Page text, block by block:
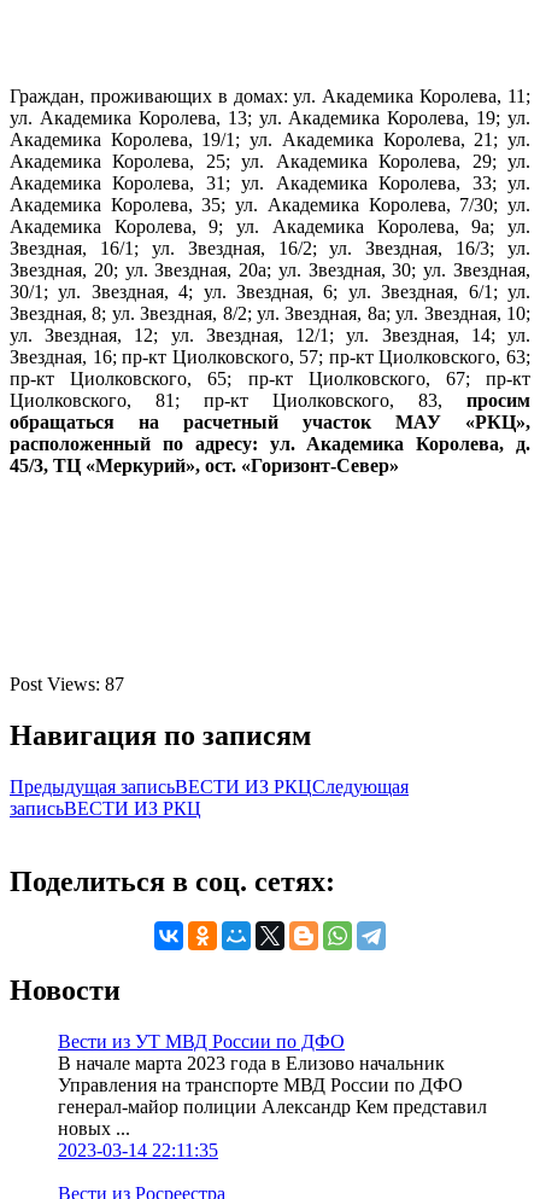
Граждан, проживающих в домах: ул. Академика Королева, 11;
ул. Академика Королева, 13; ул. Академика Королева, 19; ул.
Академика Королева, 19/1; ул. Академика Королева, 21; ул.
Академика Королева, 25; ул. Академика Королева, 29; ул.
Академика Королева, 31; ул. Академика Королева, 33; ул.
Академика Королева, 35; ул. Академика Королева, 7/30; ул.
Академика Королева, 9; ул. Академика Королева, 9а; ул.
Звездная, 16/1; ул. Звездная, 16/2; ул. Звездная, 16/3; ул.
Звездная, 20; ул. Звездная, 20а; ул. Звездная, 30; ул. Звездная,
30/1; ул. Звездная, 4; ул. Звездная, 6; ул. Звездная, 6/1; ул.
Звездная, 8; ул. Звездная, 8/2; ул. Звездная, 8а; ул. Звездная, 10;
ул. Звездная, 12; ул. Звездная, 12/1; ул. Звездная, 14; ул.
Звездная, 16; пр-кт Циолковского, 57; пр-кт Циолковского, 63;
пр-кт Циолковского, 65; пр-кт Циолковского, 67; пр-кт
Циолковского, 81; пр-кт Циолковского, 83, просим
обращаться на расчетный участок МАУ «РКЦ»,
расположенный по адресу: ул. Академика Королева, д.
45/3, ТЦ «Меркурий», ост. «Горизонт-Север»
Post Views: 87
Навигация по записям
Предыдущая записьВЕСТИ ИЗ РКЦСледующая
записьВЕСТИ ИЗ РКЦ
Поделиться в соц. сетях:
Новости
Вести из УТ МВД России по ДФО
В начале марта 2023 года в Елизово начальник
Управления на транспорте МВД России по ДФО
генерал-майор полиции Александр Кем представил
новых ...
2023-03-14 22:11:35
Вести из Росреестра